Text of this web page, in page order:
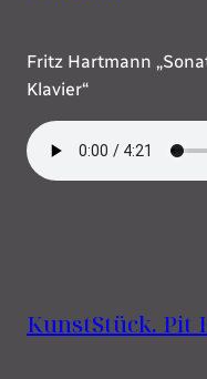
Fritz Hartmann
Klavier“
KunstStück. Pit